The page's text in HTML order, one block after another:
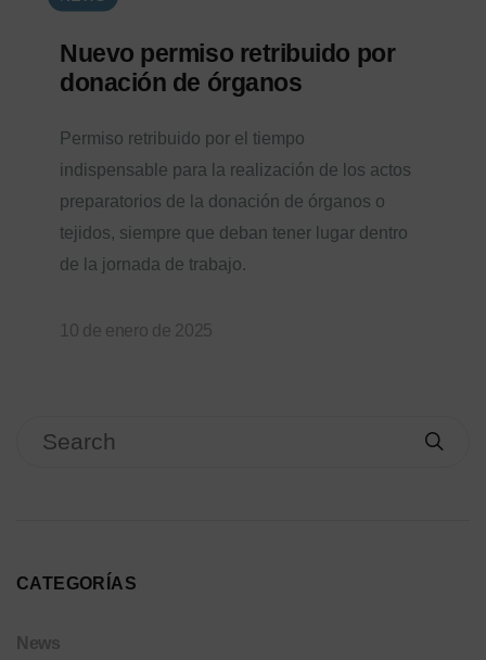
Nuevo permiso retribuido por
donación de órganos
Permiso retribuido por el tiempo
indispensable para la realización de los actos
preparatorios de la donación de órganos o
tejidos, siempre que deban tener lugar dentro
de la jornada de trabajo.
10 de enero de 2025
CATEGORÍAS
News